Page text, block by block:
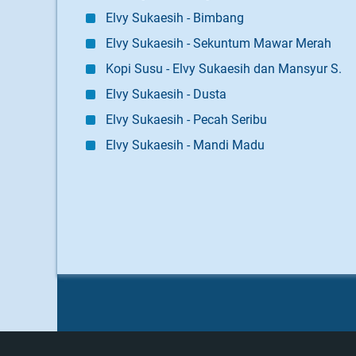
Elvy Sukaesih - Bimbang
Elvy Sukaesih - Sekuntum Mawar Merah
Kopi Susu - Elvy Sukaesih dan Mansyur S.
Elvy Sukaesih - Dusta
Elvy Sukaesih - Pecah Seribu
Elvy Sukaesih - Mandi Madu